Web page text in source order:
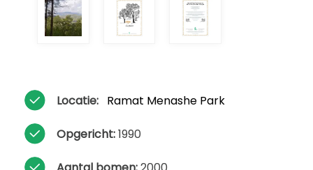
Locatie: Ramat Menashe Park
Opgericht:1990